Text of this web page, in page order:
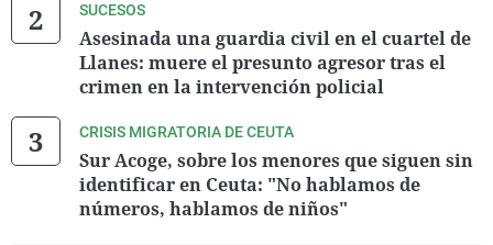
SUCESOS
Asesinada una guardia civil en el cuartel de
Llanes: muere el presunto agresor tras el
crimen en la intervención policial
CRISIS MIGRATORIA DE CEUTA
Sur Acoge, sobre los menores que siguen sin
identificar en Ceuta: "No hablamos de
números, hablamos de niños"